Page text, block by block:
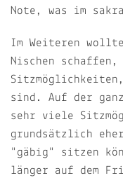
Note, was im
Im Weiteren
Nischen schaffen,
sind. Auf der
sehr viele
grundsätzlich
"gäbig" sitzen
länger auf dem